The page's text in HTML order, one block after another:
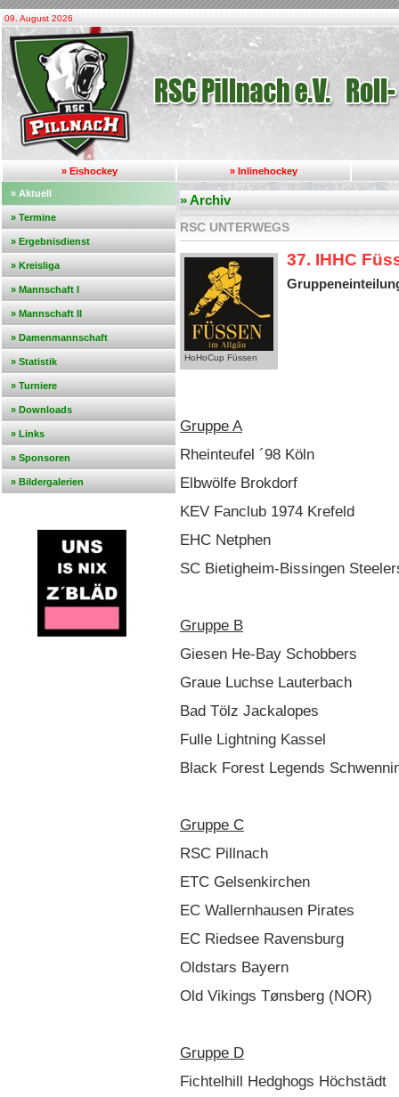
09. August 2026
» Eishockey » Inlinehockey
» Aktuell
» Termine
» Ergebnisdienst
» Kreisliga
» Mannschaft I
» Mannschaft II
» Damenmannschaft
» Statistik
» Turniere
» Downloads
» Links
» Sponsoren
» Bildergalerien
» Archiv
RSC UNTERWEGS
HoHoCup Füssen
37. IHHC
Gruppe A
Rheinteufel ´98 Köln
Elbwölfe Brokdorf
KEV Fanclub 1974 Krefeld
EHC Netphen
SC Bietigheim-Bissingen
Gruppe B
Giesen He-Bay Schobbers
Graue Luchse Lauterbach
Bad Tölz Jackalopes
Fulle Lightning Kassel
Black Forest Legends
Gruppe C
RSC Pillnach
ETC Gelsenkirchen
EC Wallernhausen Pirates
EC Riedsee Ravensburg
Oldstars Bayern
Old Vikings Tønsberg (NOR)
Gruppe D
Fichtelhill Hedghogs Höchstädt